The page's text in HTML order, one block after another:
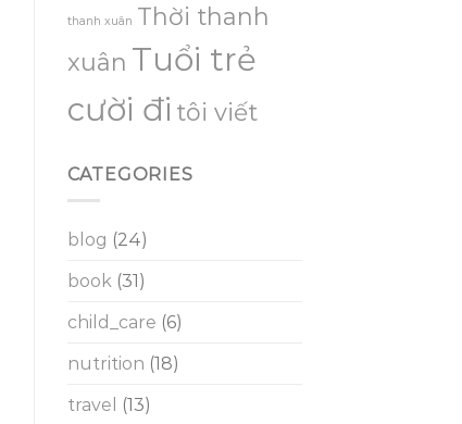
thanh xuân Thời thanh
xuân Tuổi trẻ
cười đi tôi viết
CATEGORIES
blog (24)
book(31)
child_care (6)
nutrition (18)
travel
(13)